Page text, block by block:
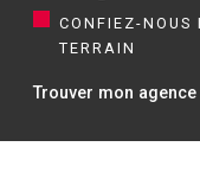
CONFIEZ-NOUS
TERRAIN
Trouver mon agence